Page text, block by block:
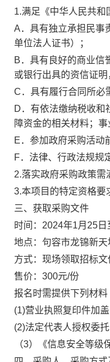
1.满足《中华人民共和
A．具有独立承担民事
单位法人证书）；
B．具有良好的商业信
或银行出具的资信证
C．具有履行合同所必
D．有依法缴纳税收和
障资金的相关材料；事
E．参加政府采购活动
F．法律、行政法规规
2.落实政府采购政策需
3.本项目的特定资格要
三、获取采购文件
时间：2024年1月25
地点：句容市龙锦新
方式：现场领取招标
售价：300元/份
报名时需提供下列材料
(1)营业执照复印件加盖
(2)法定代表人授权委
（3）《信息安全等